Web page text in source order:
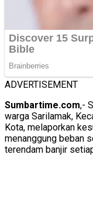
ADVERTISEMENT
Sumbartime.com,-
warga Sarilamak,
Kota, melaporkan
menanggung beban
terendam banjir